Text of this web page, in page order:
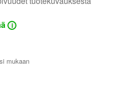
i
mukaan